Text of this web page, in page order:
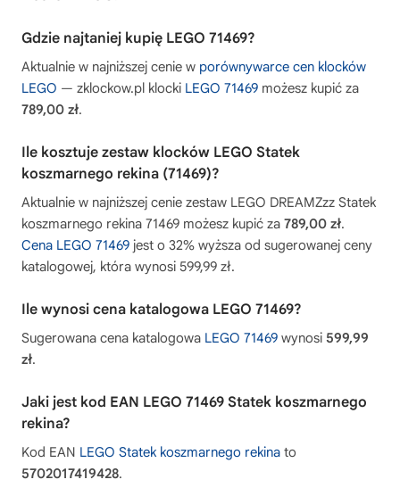
Gdzie najtaniej kupię LEGO 71469?
Aktualnie w najniższej cenie w porównywarce cen klocków
LEGO — zklockow.pl klocki LEGO 71469 możesz kupić za
789,00 zł.
Ile kosztuje zestaw klocków LEGO Statek
koszmarnego rekina (71469)?
Aktualnie w najniższej cenie zestaw LEGO DREAMZzz Statek
koszmarnego rekina 71469 możesz kupić za 789,00 zł.
Cena LEGO 71469 jest o 32% wyższa od sugerowanej ceny
katalogowej, która wynosi 599,99 zł.
Ile wynosi cena katalogowa LEGO 71469?
Sugerowana cena katalogowa LEGO 71469 wynosi 599,99
zł.
Jaki jest kod EAN LEGO 71469 Statek koszmarnego
rekina?
Kod EAN LEGO Statek koszmarnego rekina to
5702017419428.